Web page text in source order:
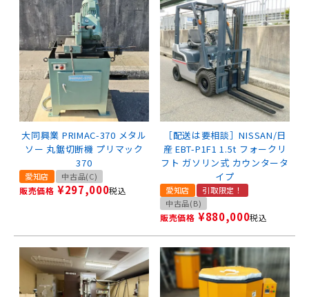
大同興業 PRIMAC-370 メタル
ソー 丸鋸切断機 プリマック
370
愛知店 中古品(C)
販売価格 ¥297,000税込
［配送は要相談］NISSAN/日
産 EBT-P1F1 1.5t フォークリ
フト ガソリン式 カウンタータ
イプ
愛知店
引取限定！
中古品(B)
販売価格 ¥880,000税込